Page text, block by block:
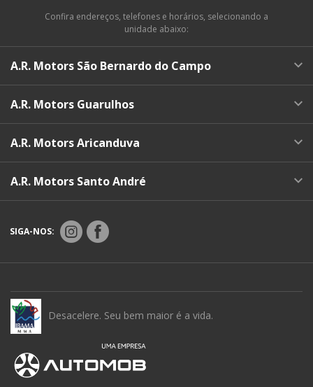
Confira endereços, telefones e horários, selecionando a
unidade abaixo:
A.R. Motors São Bernardo do Campo
A.R. Motors Guarulhos
A.R. Motors Aricanduva
A.R. Motors Santo André
SIGA-NOS:
Desacelere. Seu bem maior é a vida.